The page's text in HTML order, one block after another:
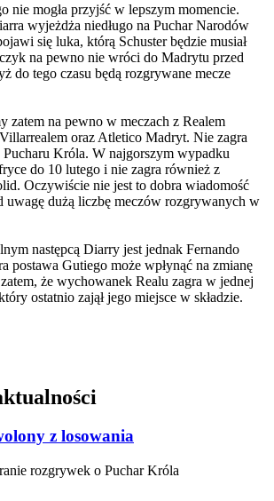
nie mogła przyjść w lepszym momencie.
wyjeżdża niedługo na Puchar Narodów
się luka, którą Schuster będzie musiał
na pewno nie wróci do Madrytu przed
do tego czasu będą rozgrywane mecze
zatem na pewno w meczach z Realem
oraz Atletico Madryt. Nie zagra
Króla. W najgorszym wypadku
do 10 lutego i nie zagra również z
Oczywiście nie jest to dobra wiadomość
uwagę dużą liczbę meczów rozgrywanych w
następcą Diarry jest jednak Fernando
postawa Gutiego może wpłynąć na zmianę
że wychowanek Realu zagra w jednej
ostatnio zajął jego miejsce w składzie.
z losowania
rozgrywek o Puchar Króla